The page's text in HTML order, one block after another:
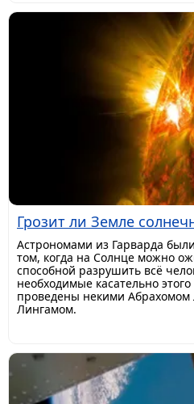
Грозит ли Земле
Астрономами из Гарварда
том, когда на Солнце можно
способной разрушить всё
необходимые касательно
проведены некими
Лингамом.